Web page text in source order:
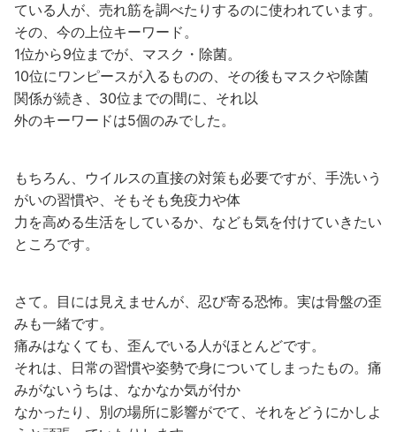
ている人が、売れ筋を調べたりするのに使われています。
その、今の上位キーワード。
1位から9位までが、マスク・除菌。
10位にワンピースが入るものの、その後もマスクや除菌
関係が続き、30位までの間に、それ以
外のキーワードは5個のみでした。
もちろん、ウイルスの直接の対策も必要ですが、手洗いう
がいの習慣や、そもそも免疫力や体
力を高める生活をしているか、なども気を付けていきたい
ところです。
さて。目には見えませんが、忍び寄る恐怖。実は骨盤の歪
みも一緒です。
痛みはなくても、歪んでいる人がほとんどです。
それは、日常の習慣や姿勢で身についてしまったもの。痛
みがないうちは、なかなか気が付か
なかったり、別の場所に影響がでて、それをどうにかしよ